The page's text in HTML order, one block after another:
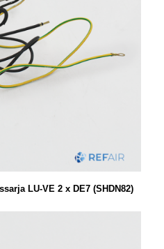
LU-VE 2 x DE7 (SHDN82)